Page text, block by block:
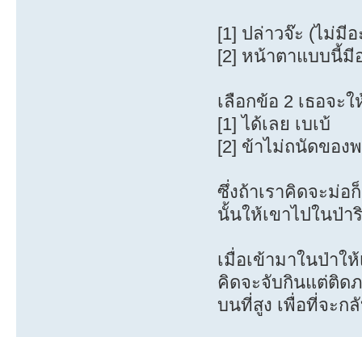
[1] ปล่าวจ๊ะ (ไม่มี
[2] หน้าตาแบบนี้มี
เลือกข้อ 2 เธอจะ
[1] ได้เลย เบเบ้
[2] ข้าไม่ถนัดของ
ซึ่งถ้าเราคิดจะม่อ
นั้นให้เขาไปในป่า
เมื่อเข้ามาในป่าใ
คิดจะจับกินแต่ติดภ
บนที่สูง เพื่อที่จะก